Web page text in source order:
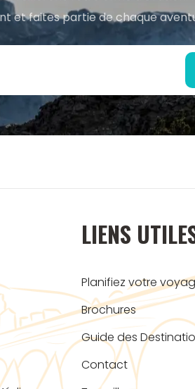
et faites partie de chaque
LIENS
Planifiez votre
Brochures
Guide des
Contact